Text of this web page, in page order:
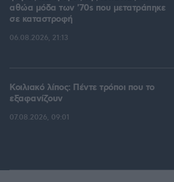
αθώα μόδα των '70s που μετατράπηκε
σε καταστροφή
06.08.2026, 21:13
Κοιλιακό λίπος: Πέντε τρόποι που το
εξαφανίζουν
07.08.2026, 09:01